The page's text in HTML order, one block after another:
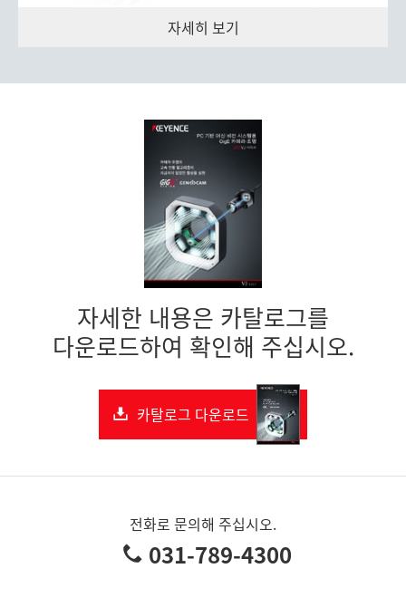
자세히 보기
자세한 내용은 카탈로그를
다운로드하여 확인해 주십시오.
카탈로그 다운로드
전화로 문의해 주십시오.
031-789-4300